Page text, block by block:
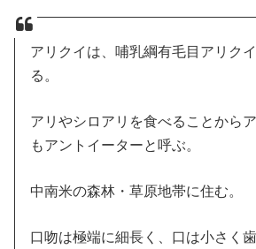
アリクイは、哺乳綱有毛目アリク
る。
アリやシロアリを食べることから
もアントイーターと呼ぶ。
中南米の森林・草原地帯に住む。
口吻は極端に細長く、口は小さく